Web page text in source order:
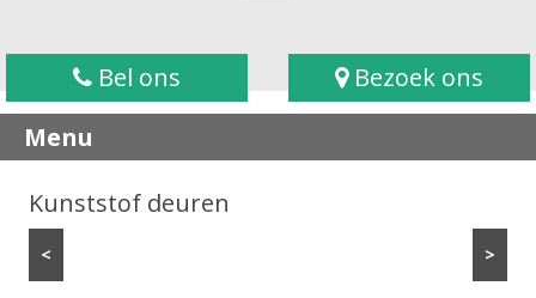
Bel ons
Bezoek ons
Menu
Kunststof deuren
< >